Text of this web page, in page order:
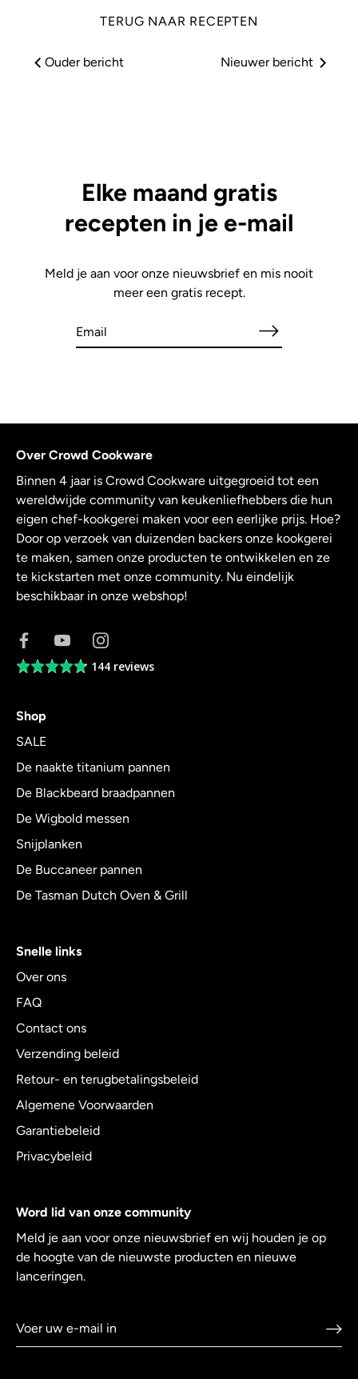
TERUG NAAR RECEPTEN
Ouder bericht Nieuwer bericht
Elke maand gratis
recepten in je e-mail
Meld je aan voor onze nieuwsbrief en mis nooit
meer een gratis recept.
Over Crowd Cookware
Binnen 4 jaar is Crowd Cookware uitgegroeid tot een
wereldwijde community van keukenliefhebbers die hun
eigen chef-kookgerei maken voor een eerlijke prijs. Hoe?
Door op verzoek van duizenden backers onze kookgerei
te maken, samen onze producten te ontwikkelen en ze
te kickstarten met onze community. Nu eindelijk
beschikbaar in onze webshop!
Average144 reviews
Shop
SALE
De naakte titanium pannen
De Blackbeard braadpannen
De Wigbold messen
Snijplanken
De Buccaneer pannen
De Tasman Dutch Oven & Grill
Snelle links
Over ons
FAQ
Contact ons
Verzending beleid
Retour- en terugbetalingsbeleid
Algemene Voorwaarden
Garantiebeleid
Privacybeleid
Word lid van onze community
Meld je aan voor onze nieuwsbrief en wij houden je op
de hoogte van de nieuwste producten en nieuwe
lanceringen.